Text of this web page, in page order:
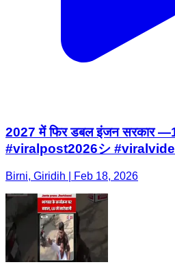
2027 में फिर डबल इंजन सरकार —1
#viralpost2026シ
Birni, Giridih | Feb 18, 2026